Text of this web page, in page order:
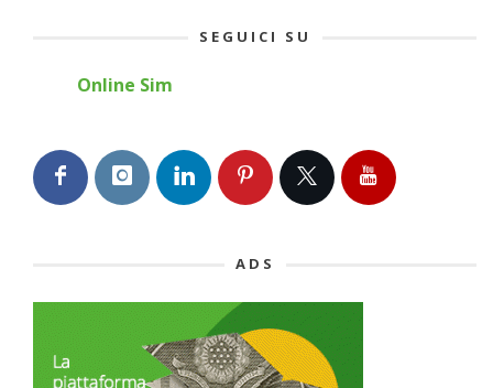
SEGUICI SU
Online Sim
ADS